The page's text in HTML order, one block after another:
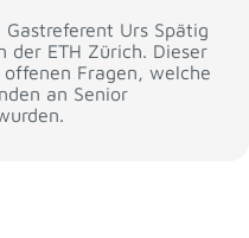
Urs Spätig
der ETH Zürich. Dieser
Fragen, welche
an Senior